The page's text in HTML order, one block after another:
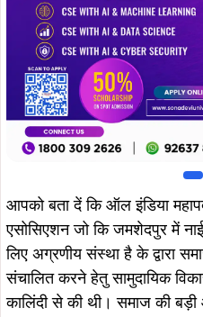
आपको बता दें कि ऑल इंडिया
एसोसिएशन जो कि जमशेदपुर में
लिए अग्रणीय संस्था है के द्वारा
संचालित करने हेतु सामुदायिक
कालिंदी से की थी। समाज की बड़ी